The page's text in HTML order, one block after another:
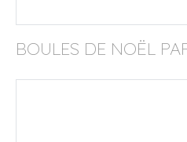
BOULES DE NOËL